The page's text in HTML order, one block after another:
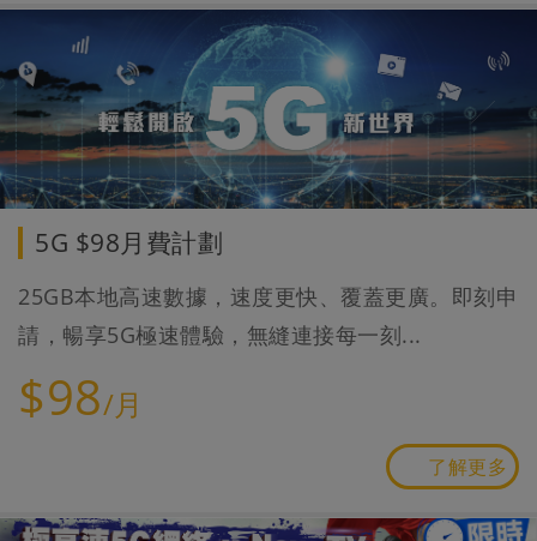
5G $98月費計劃
25GB本地高速數據，速度更快、覆蓋更廣。即刻申
請，暢享5G極速體驗，無縫連接每一刻...
$98/月
了解更多